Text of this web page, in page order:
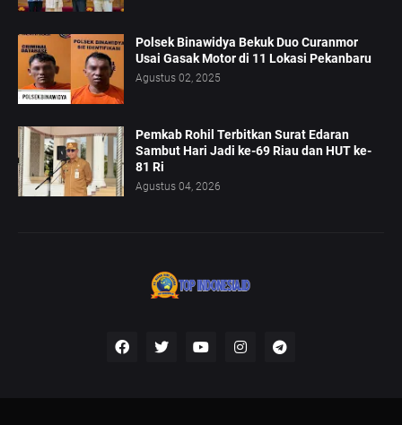
Polsek Binawidya Bekuk Duo Curanmor
Usai Gasak Motor di 11 Lokasi Pekanbaru
Agustus 02, 2025
Pemkab Rohil Terbitkan Surat Edaran
Sambut Hari Jadi ke-69 Riau dan HUT ke-
81 Ri
Agustus 04, 2026